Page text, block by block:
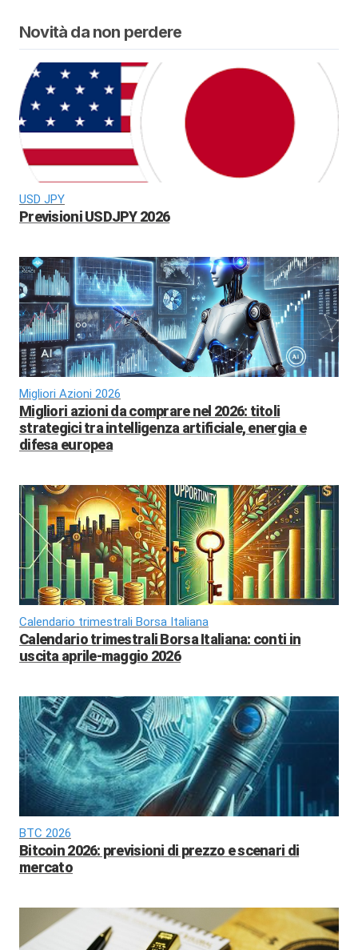
Novità da non perdere
USD JPY
Previsioni USDJPY 2026
Migliori Azioni 2026
Migliori azioni da comprare nel 2026: titoli
strategici tra intelligenza artificiale, energia e
difesa europea
Calendario trimestrali Borsa Italiana
Calendario trimestrali Borsa Italiana: conti in
uscita aprile-maggio 2026
BTC 2026
Bitcoin 2026: previsioni di prezzo e scenari di
mercato